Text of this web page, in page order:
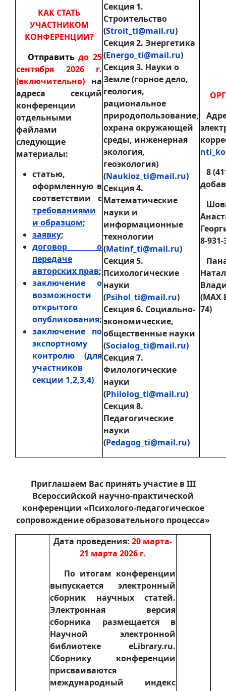
КАК СТАТЬ
УЧАСТНИКОМ
КОНФЕРЕНЦИИ?
Отправитьдо 25
сентября 2026 г.
(включительно) на
адреса секций
конференции
отдельными
файлами
следующие
материалы:
статью,
оформленную в
соответствии с
требованиями
и образцом;
заявку;
договор о
передаче
авторских прав;
заключение о
возможности
открытого
опубликования;
заключение по
экспортному
контролю (для
участников
секции 1,2,3,4)
Секция 1.
Строительство
(Stroit_ti@mail.ru)
Секция 2. Энергетика
(Energo_ti@mail.ru)
Секция 3. Науки о
Земле (горное дело,
геология,
рациональное
природопользование,
охрана окружающей
среды, инженерная
экология,
геоэкология)
(Naukioz_ti@mail.ru)
Секция 4.
Математические
науки и
информационные
технологии
(Matinf_ti@mail.ru)
Секция 5.
Психологические
науки
(Psihol_ti@mail.ru)
Секция 6. Социально-
экономические,
общественные науки
(Socialog_ti@mail.ru)
Секция 7.
Филологические
науки
(Philolog_ti@mail.ru)
Секция 8.
Педагогические
науки
(Pedagog_ti@mail.ru)
8
8-931-
(МАХ
74)
Приглашаем Вас принять участие в III
Всероссийской научно-практической
конференции «Психолого-педагогическое
сопровождение образовательного процесса»
Дата проведения: 20 марта-
21 марта 2026 г.
По итогам конференции
выпускается электронный
сборник научных статей.
Электронная версия
сборника размещается в
Научной электронной
библиотеке eLibrary.ru.
Сборнику конференции
присваиваются
международный индекс